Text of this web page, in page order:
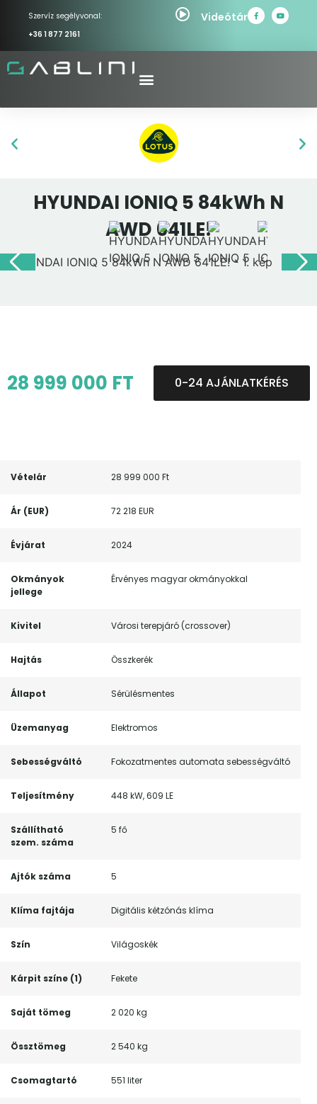
Szervíz segélyvonal:
+36 1 877 2161
Videótár
HYUNDAI IONIQ 5 84kWh N
AWD 641LE!
28 999 000 FT 0-24 AJÁNLATKÉRÉS
Vételár 28 999 000 Ft
Ár (EUR) 72 218 EUR
Évjárat 2024
Okmányok
jellege
Érvényes magyar okmányokkal
Kivitel Városi terepjáró (crossover)
Hajtás Összkerék
Állapot Sérülésmentes
Üzemanyag Elektromos
Sebességváltó Fokozatmentes automata sebességváltó
Teljesítmény 448 kW, 609 LE
Szállítható
szem. száma
5 fő
Ajtók száma 5
Klíma fajtája Digitális kétzónás klíma
Szín Világoskék
Kárpit színe (1) Fekete
Saját tömeg 2 020 kg
Össztömeg 2 540 kg
Csomagtartó 551 liter